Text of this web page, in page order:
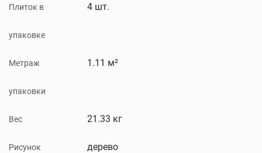
Плиток в
упаковке
4 шт.
Метраж
упаковки
1.11 м²
Вес 21.33 кг
Рисунок дерево